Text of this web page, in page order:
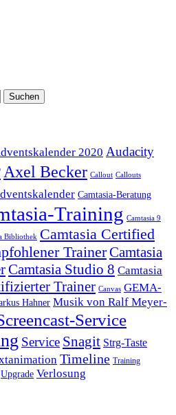
2020 Audacity
Axel Becker Callout Callouts
Camtasia-Beratung
Training Camtasia 9
Bibliothek Camtasia Certified
TrainerCamtasia
Camtasia Studio 8 Camtasia
Trainer Canvas GEMA-
Hahner Musik von Ralf Meyer-
Service
Service Snagit Strg-Taste
Timeline Training
Upgrade Verlosung